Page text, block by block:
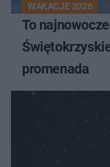
WAKACJE 2026
To
promenada